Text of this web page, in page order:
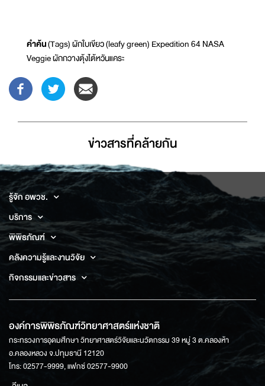
คำค้น(Tags) ผักใบเขียว (leafy green) Expedition 64 NASA
Veggie ผักกวางตุ้งไต้หวันแคระ
ข่าวสารที่่คล้ายกัน
รู้จัก อพวช.
บริการ
พิพิธภัณฑ์
คลังความรู้และงานวิจัย
กิจกรรมและข่าวสาร
องค์การพิพิธภัณฑ์วิทยาศาสตร์แห่งชาติ
กระทรวงการอุดมศึกษา วิทยาศาสตร์วิจัยและนวัตกรรม 39 หมู่ 3 ต.คลองห้า
อ.คลองหลวง จ.ปทุมธานี 12120
โทร: 02577-9999, แฟกซ์ 02577-9900